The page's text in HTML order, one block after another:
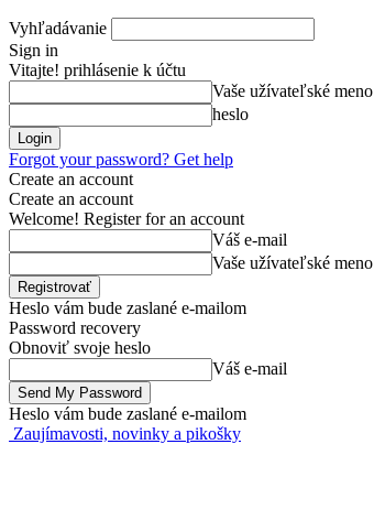
Vyhľadávanie
Sign in
Vitajte! prihlásenie k účtu
Vaše užívateľské meno
heslo
Forgot your password? Get help
Create an account
Create an account
Welcome! Register for an account
Váš e-mail
Vaše užívateľské meno
Heslo vám bude zaslané e-mailom
Password recovery
Obnoviť svoje heslo
Váš e-mail
Heslo vám bude zaslané e-mailom
Zaujímavosti, novinky a pikošky